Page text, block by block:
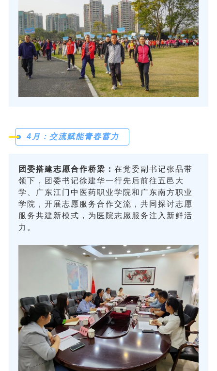
4月：交流赋能青春蓄力
团委搭建志愿合作桥梁： 在党委副书记张品带
领下，团委书记徐建华一行先后前往五邑大
学、广东江门中医药职业学院和广东南方职业
学院，开展志愿服务合作交流，共同探讨志愿
服务共建新模式，为医院志愿服务注入新鲜活
力。